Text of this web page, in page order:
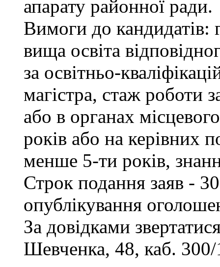
апарату районної ради.
Вимоги до кандидатів:
вища освіта
за освітньо-
магістра, стаж роботи
або в органах
років або на керівних
менше 5-ти років,
Строк подання заяв -
опублікування
За довідками
Шевченка, 48, каб.